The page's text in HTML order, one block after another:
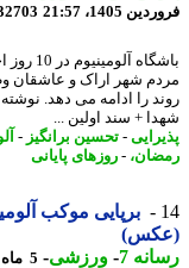
1405، 21:57
81132703
باشگاه آلومینیوم
شهر اراک و عاشقان وطن
را ادامه می دهد. نوشته
+ سند اولین ...
- تحسین برانگیز -
-روزهای پایانی
برپایی موکب
7
-ورزشی-